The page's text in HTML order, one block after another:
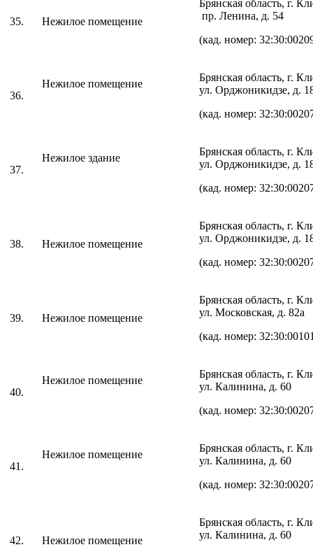
35. Нежилое помещение
Брянская область, г.
пр. Ленина, д. 54
(кад. номер:
36.
Нежилое помещение
Брянская область, г.
ул. Орджоникидзе, д.
(кад. номер:
37.
Нежилое здание
Брянская область, г.
ул. Орджоникидзе, д.
(кад. номер:
38. Нежилое помещение
Брянская область, г.
ул. Орджоникидзе, д.
(кад. номер:
39. Нежилое помещение
Брянская область, г.
ул. Московская, д. 82а
(кад. номер:
40.
Нежилое помещение
Брянская область, г.
ул. Калинина, д. 60
(кад. номер:
41.
Нежилое помещение
Брянская область, г.
ул. Калинина, д. 60
(кад. номер:
42. Нежилое помещение
Брянская область, г.
ул. Калинина, д. 60